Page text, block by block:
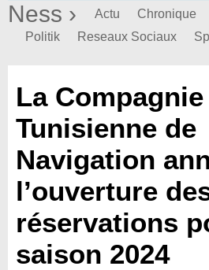
Ness › Actu Chronique
Politik
Reseaux Sociaux
La Compagnie
Tunisienne de
Navigation
l’ouverture
réservations
saison 2024